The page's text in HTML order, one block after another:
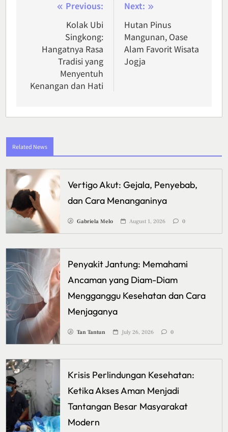
navigation
Previous:
Kolak Ubi
Singkong:
Hangatnya Rasa
Tradisi yang
Menyentuh
Kenangan dan Hati
Next:
Hutan Pinus
Mangunan, Oase
Alam Favorit Wisata
Jogja
Related News
Vertigo Akut: Gejala, Penyebab,
dan Cara Menanganinya
Gabriela Melo August 1, 2026 0
Penyakit Jantung: Memahami
Ancaman yang Diam-Diam
Mengganggu Kesehatan dan Cara
Menjaganya
Tan Tantun July 26, 2026 0
Krisis Perlindungan Kesehatan:
Ketika Akses Aman Menjadi
Tantangan Besar Masyarakat
Modern